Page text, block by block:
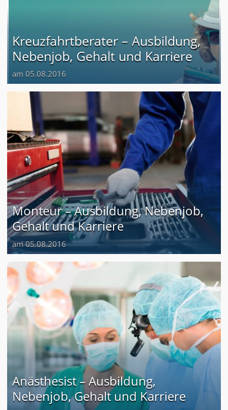
Kreuzfahrtberater – Ausbildung,
Nebenjob, Gehalt und Karriere
am 05.08.2016
Monteur – Ausbildung, Nebenjob,
Gehalt und Karriere
am 05.08.2016
Anästhesist – Ausbildung,
Nebenjob, Gehalt und Karriere